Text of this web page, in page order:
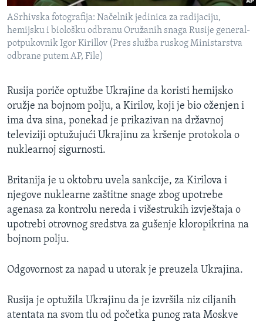
ASrhivska fotografija: Načelnik jedinica za radijaciju,
hemijsku i biološku odbranu Oružanih snaga Rusije general-
potpukovnik Igor Kirillov (Pres služba ruskog Ministarstva
odbrane putem AP, File)
Rusija poriče optužbe Ukrajine da koristi hemijsko
oružje na bojnom polju, a Kirilov, koji je bio oženjen i
ima dva sina, ponekad je prikazivan na državnoj
televiziji optužujući Ukrajinu za kršenje protokola o
nuklearnoj sigurnosti.
Britanija je u oktobru uvela sankcije, za Kirilova i
njegove nuklearne zaštitne snage zbog upotrebe
agenasa za kontrolu nereda i višestrukih izvještaja o
upotrebi otrovnog sredstva za gušenje kloropikrina na
bojnom polju.
Odgovornost za napad u utorak je preuzela Ukrajina.
Rusija je optužila Ukrajinu da je izvršila niz ciljanih
atentata na svom tlu od početka punog rata Moskve